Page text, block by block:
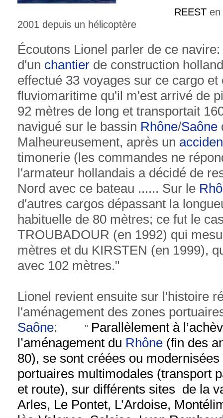
REEST en
2001 depuis un hélicoptère
Écoutons Lionel parler de ce
d'un chantier de construction
effectué 33 voyages sur ce cargo
fluviomaritime qu'il m'est arrivé de
92 mètres de long et transportait
navigué sur le bassin Rhône/Saône
Malheureusement, après un
timonerie (les commandes ne
l'armateur hollandais a décidé de
Nord avec ce bateau ...... Sur le
d'autres cargos dépassant la
habituelle de 80 mètres; ce fut le
TROUBADOUR (en 1992) qui
mètres et du KIRSTEN (en 1999),
avec 102 mètres."
Lionel revient ensuite sur l'histoire
l'aménagement des zones
Saône: " Parallèlement à
l’aménagement du Rhône (fin des
80), se sont créées ou
portuaires multimodales (transport
et route), sur différents sites de la
Arles, Le Pontet, L’Ardoise,